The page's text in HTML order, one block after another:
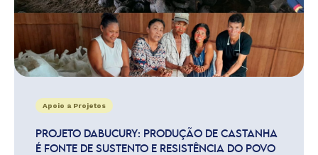
Apoio a Projetos
PROJETO DABUCURY: PRODUÇÃO DE CASTANHA
É FONTE DE SUSTENTO E RESISTÊNCIA DO POVO